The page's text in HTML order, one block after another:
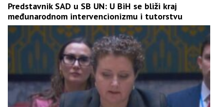
Predstavnik SAD u SB UN: U BiH se bliži kraj
međunarodnom intervencionizmu i tutorstvu